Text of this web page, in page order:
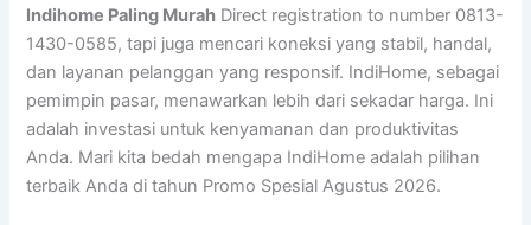
Indihome Paling Murah Direct registration to number 0813-
1430-0585, tapi juga mencari koneksi yang stabil, handal,
dan layanan pelanggan yang responsif. IndiHome, sebagai
pemimpin pasar, menawarkan lebih dari sekadar harga. Ini
adalah investasi untuk kenyamanan dan produktivitas
Anda. Mari kita bedah mengapa IndiHome adalah pilihan
terbaik Anda di tahun Promo Spesial Agustus 2026.